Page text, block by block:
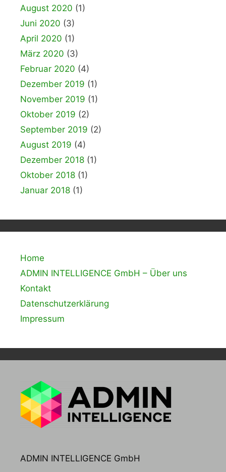
August 2020 (1)
Juni 2020 (3)
April 2020 (1)
März 2020 (3)
Februar 2020 (4)
Dezember 2019 (1)
November 2019 (1)
Oktober 2019 (2)
September 2019 (2)
August 2019 (4)
Dezember 2018 (1)
Oktober 2018 (1)
Januar 2018 (1)
Home
ADMIN INTELLIGENCE GmbH – Über uns
Kontakt
Datenschutzerklärung
Impressum
ADMIN INTELLIGENCE GmbH